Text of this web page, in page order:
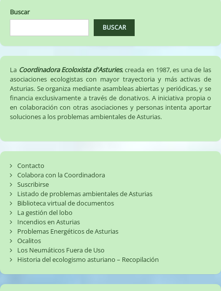
Buscar
BUSCAR
La Coordinadora Ecoloxista d'Asturies, creada en 1987, es una de las
asociaciones ecologistas con mayor trayectoria y más activas de
Asturias. Se organiza mediante asambleas abiertas y periódicas, y se
financia exclusivamente a través de donativos. A iniciativa propia o
en colaboración con otras asociaciones y personas intenta aportar
soluciones a los problemas ambientales de Asturias.
Contacto
Colabora con la Coordinadora
Suscribirse
Listado de problemas ambientales de Asturias
Biblioteca virtual de documentos
La gestión del lobo
Incendios en Asturias
Problemas Energéticos de Asturias
Ocalitos
Los Neumáticos Fuera de Uso
Historia del ecologismo asturiano – Recopilación